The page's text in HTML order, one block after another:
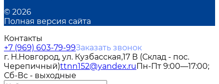
© 2026
Полная версия сайта
Контакты
+7 (969) 603-79-99Заказать звонок
г. Н.Новгород, ул. Кузбасская,17 В (Склад - пос.
Черепичный)ttnn152@yandex.ruПн-Пт 9:00—17:00;
Сб-Вс - выходные